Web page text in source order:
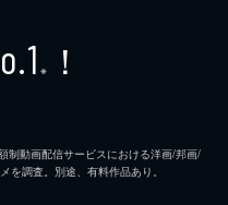
※ ！
動画配信サービスにおける洋画/邦画/
を調査。別途、有料作品あり。